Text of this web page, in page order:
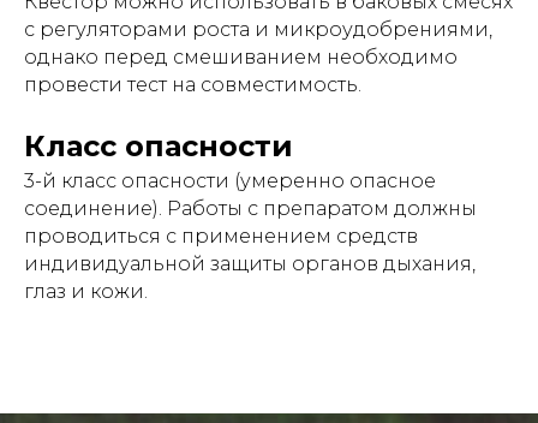
с регуляторами роста и микроудобрениями,
однако перед смешиванием необходимо
провести тест на совместимость.
Класс опасности
3-й класс опасности (умеренно опасное
соединение). Работы с препаратом должны
проводиться с применением средств
индивидуальной защиты органов дыхания,
глаз и кожи.